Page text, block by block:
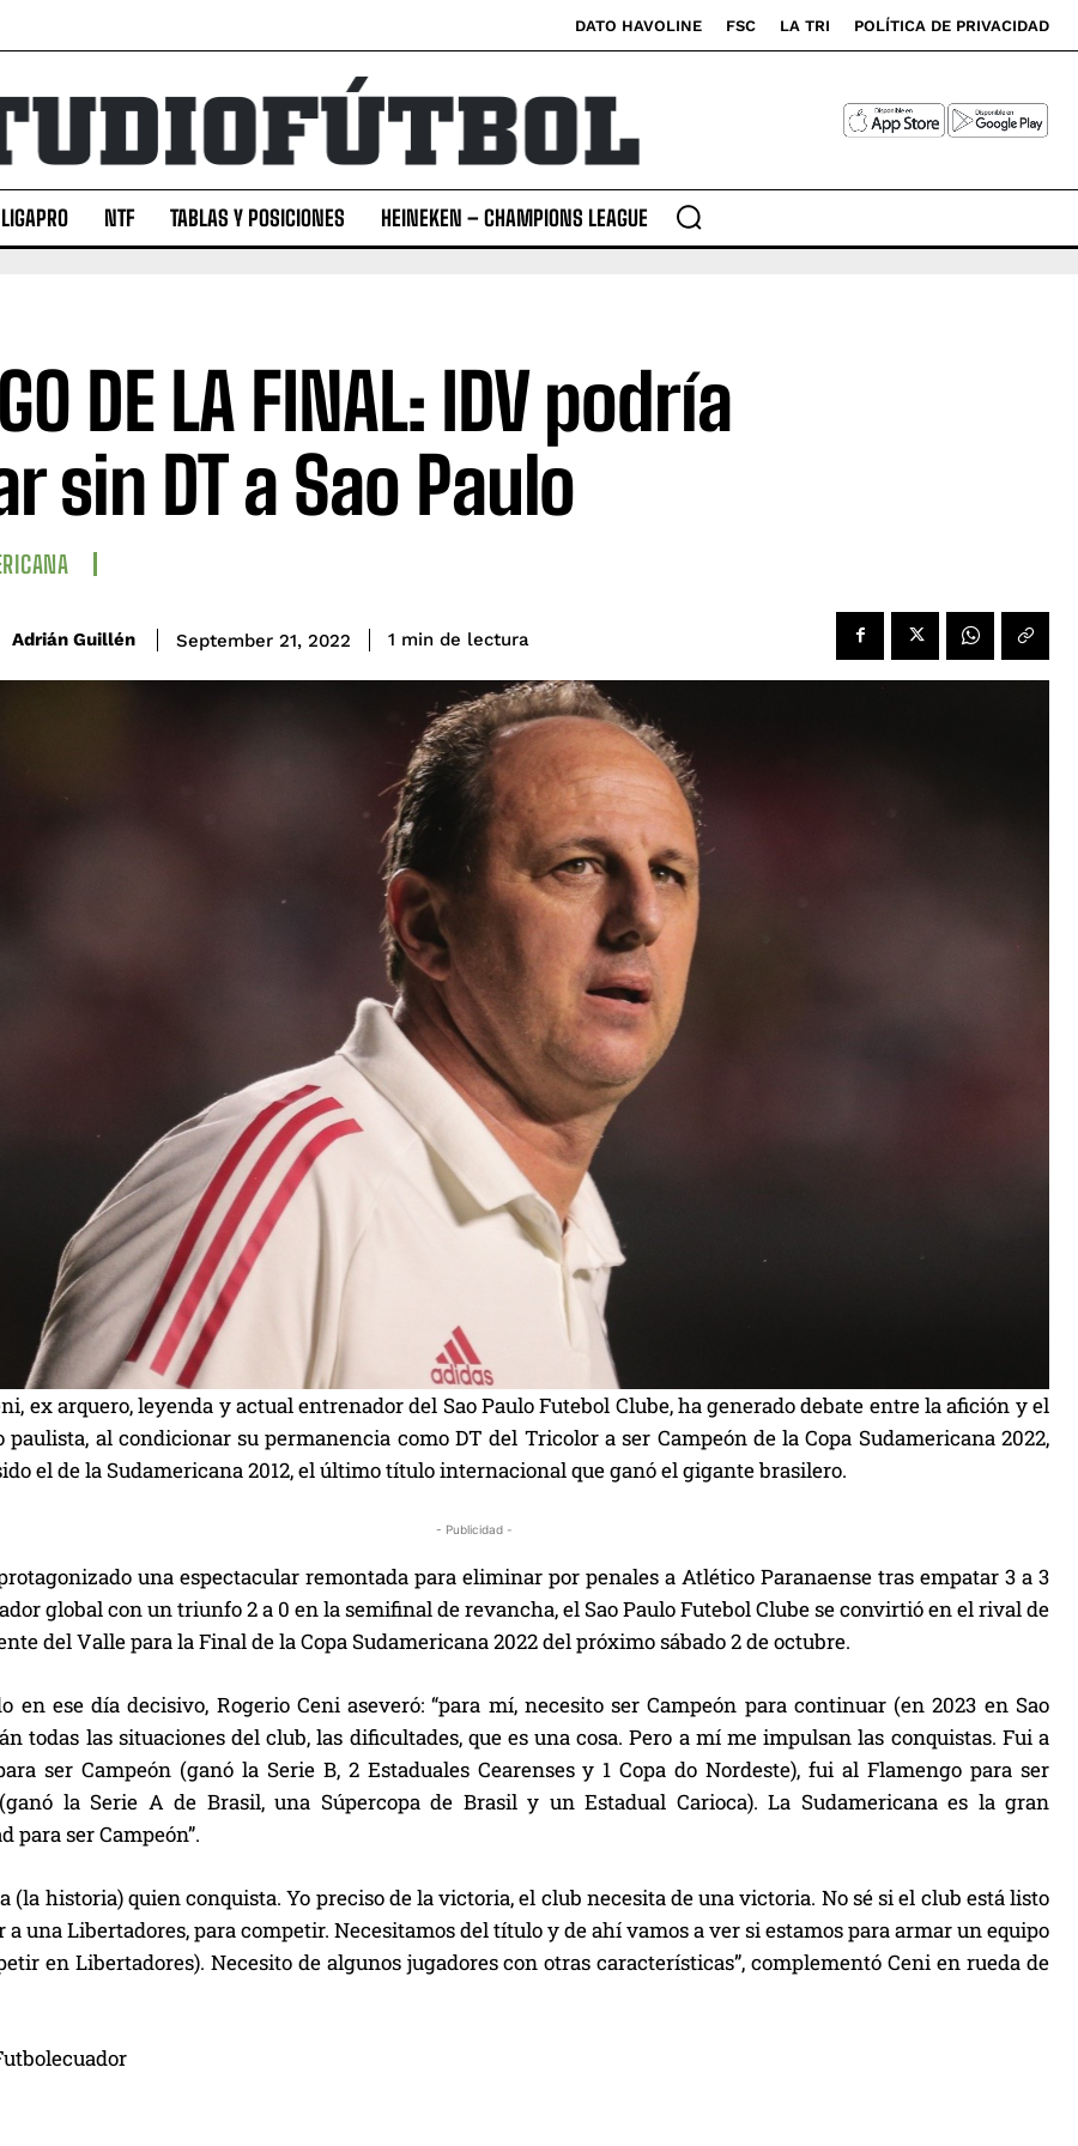
DATO HAVOLINE FSC LA TRI POLÍTICA DE PRIVACIDAD
LIGAPRO NTF TABLAS Y POSICIONES HEINEKEN – CHAMPIONS LEAGUE
DE LA FINAL: IDV podría
sin DT a Sao Paulo
Adrián Guillén September 21, 2022 1 min de lectura
ex arquero, leyenda y actual entrenador del Sao Paulo Futebol Clube, ha generado debate entre la afición y el
paulista, al condicionar su permanencia como DT del Tricolor a ser Campeón de la Copa Sudamericana 2022,
el de la Sudamericana 2012, el último título internacional que ganó el gigante brasilero.
- Publicidad -
una espectacular remontada para eliminar por penales a Atlético Paranaense tras empatar 3 a 3
global con un triunfo 2 a 0 en la semifinal de revancha, el Sao Paulo Futebol Clube se convirtió en el rival de
del Valle para la Final de la Copa Sudamericana 2022 del próximo sábado 2 de octubre.
en ese día decisivo, Rogerio Ceni aseveró: “para mí, necesito ser Campeón para continuar (en 2023 en Sao
todas las situaciones del club, las dificultades, que es una cosa. Pero a mí me impulsan las conquistas. Fui a
ser Campeón (ganó la Serie B, 2 Estaduales Cearenses y 1 Copa do Nordeste), fui al Flamengo para ser
la Serie A de Brasil, una Súpercopa de Brasil y un Estadual Carioca). La Sudamericana es la gran
para ser Campeón”.
(la historia) quien conquista. Yo preciso de la victoria, el club necesita de una victoria. No sé si el club está listo
a una Libertadores, para competir. Necesitamos del título y de ahí vamos a ver si estamos para armar un equipo
en Libertadores). Necesito de algunos jugadores con otras características”, complementó Ceni en rueda de